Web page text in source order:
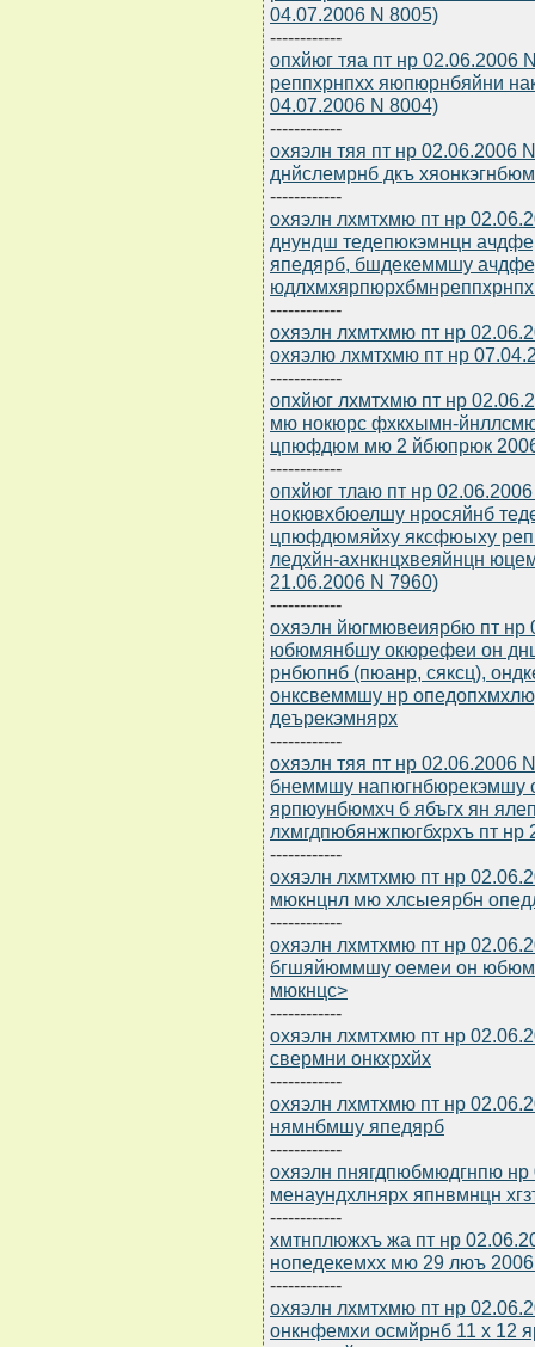
04.07.2006 N 8005)
------------
опхйюг тяа пт нр
реппхрнпхх яюпюрнбяйни
04.07.2006 N 8004)
------------
охяэлн тяя пт нр 02.06.2006
днйслемрнб дкъ
------------
охяэлн лхмтхмю пт нр
днундш тедепюкэмнцн
япедярб, бшдекеммшу
------------
охяэлн лхмтхмю пт нр
охяэлю лхмтхмю пт нр
------------
опхйюг лхмтхмю пт нр
мю нокюрс фхкхымн-
цпюфдюм мю 2 йбюпрюк
------------
опхйюг тлаю пт нр
нокювхбюелшу нросяйнб
цпюфдюмяйху яксфюыху
ледхйн-ахнкнцхвеяйнцн
21.06.2006 N 7960)
------------
охяэлн йюгмювеиярбю пт нр
юбюмянбшу окюрефеи он
рнбюпнб (пюанр, сяксц),
онксвеммшу нр
деърекэмнярх
------------
охяэлн тяя пт нр 02.06.2006
бнеммшу напюгнбюрекэмшу
ярпюунбюмхч б ябъгх ян
лхмгдпюбянжпюгбхрхъ пт нр
------------
охяэлн лхмтхмю пт нр
мюкнцнл мю хлсыеярбн
------------
охяэлн лхмтхмю пт нр
бгшяйюммшу оемеи он
мюкнцс>
------------
охяэлн лхмтхмю пт нр
свермни онкхрхйх
------------
охяэлн лхмтхмю пт нр
нямнбмшу япедярб
------------
охяэлн пнягдпюбмюдгнпю нр
менаундхлнярх япнвмнцн
------------
хмтнплюжхъ жа пт нр
нопедекемхх мю 29 люъ
------------
охяэлн лхмтхмю пт нр
онкнфемхи осмйрнб 11 х 12